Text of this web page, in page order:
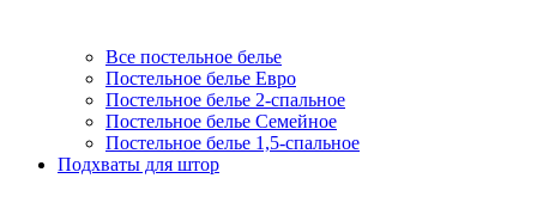
Все постельное белье
Постельное белье Евро
Постельное белье 2-спальное
Постельное белье Семейное
Постельное белье 1,5-спальное
Подхваты для штор